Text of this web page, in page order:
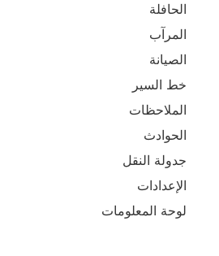
الحافلة
المرآب
الصيانة
خط السير
الملاحظات
الحوادث
جدولة النقل
الإعدادات
لوحة المعلومات